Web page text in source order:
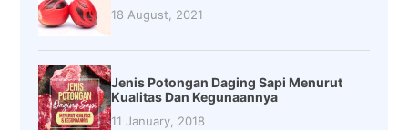
18 August, 2021
Jenis Potongan Daging Sapi Menurut
Kualitas Dan Kegunaannya
11 January, 2018